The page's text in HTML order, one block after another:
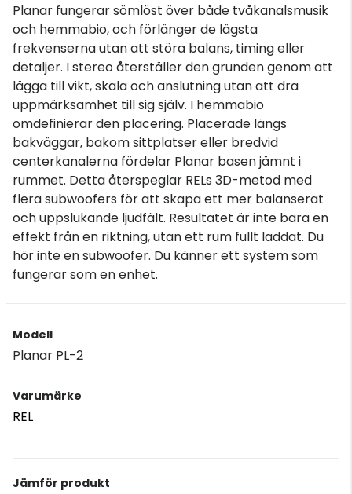
Planar fungerar sömlöst över både tvåkanalsmusik
och hemmabio, och förlänger de lägsta
frekvenserna utan att störa balans, timing eller
detaljer. I stereo återställer den grunden genom att
lägga till vikt, skala och anslutning utan att dra
uppmärksamhet till sig själv. I hemmabio
omdefinierar den placering. Placerade längs
bakväggar, bakom sittplatser eller bredvid
centerkanalerna fördelar Planar basen jämnt i
rummet. Detta återspeglar RELs 3D-metod med
flera subwoofers för att skapa ett mer balanserat
och uppslukande ljudfält. Resultatet är inte bara en
effekt från en riktning, utan ett rum fullt laddat. Du
hör inte en subwoofer. Du känner ett system som
fungerar som en enhet.
Modell
Planar PL-2
Varumärke
REL
Jämför produkt